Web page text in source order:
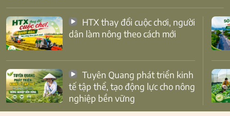
dân làm nông theo cách mới
tế tập thể, tạo động lực cho nông
nghiệp bền vững